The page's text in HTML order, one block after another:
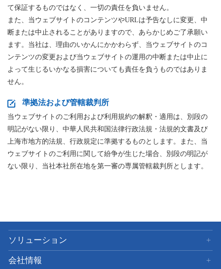
て保証するものではなく、一切の責任を負いません。
また、当ウェブサイトのコンテンツやURLは予告なしに変更、中
断または中止されることがありますので、あらかじめご了承願い
ます。当社は、理由のいかんにかかわらず、当ウェブサイトのコ
ンテンツの変更および当ウェブサイトの運用の中断または中止に
よって生じるいかなる損害についても責任を負うものではありま
せん。
準拠法および管轄裁判所
当ウェブサイトのご利用および利用規約の解釈・適用は、別段の
明記がない限り、中華人民共和国法律行政法規・法規的文書及び
上海市地方的法規、行政規定に準拠するものとします。また、当
ウェブサイトのご利用に関して紛争が生じた場合、別段の明記が
ない限り、当社本社所在地を第一審の専属管轄裁判所とします。
ソリューション
会社情報